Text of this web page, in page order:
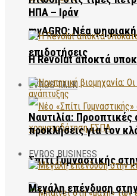
myAGRO: Νέα
επιδοτήσεις
EVROS TALK
Σπίτι Γυμναστικής
ΗΠΑ – Ιράν
Η Revolut αποκτά
Ναυτιλία: Προοπτικές
προκλήσεις για τον
EVROS BUSINESS
Μεγάλη επένδυση